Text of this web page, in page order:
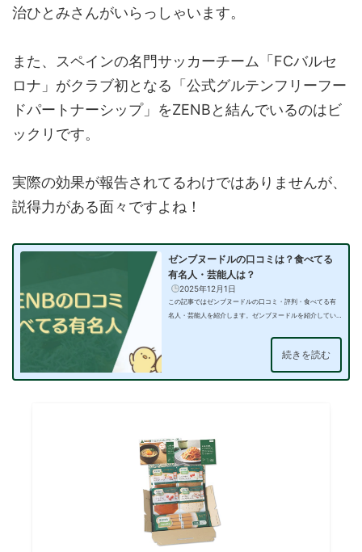
治ひとみさんがいらっしゃいます。
また、スペインの名門サッカーチーム「FCバルセ
ロナ」がクラブ初となる「公式グルテンフリーフー
ドパートナーシップ」をZENBと結んでいるのはビ
ックリです。
実際の効果が報告されてるわけではありませんが、
説得力がある面々ですよね！
ゼンブヌードルの口コミは？食べてる
有名人・芸能人は？
2025年12月1日
この記事ではゼンブヌードルの口コミ・評判・食べてる有
名人・芸能人を紹介します。ゼンブヌードルを紹介してい
続きを読む